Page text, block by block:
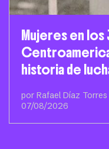
Mujeres en los
historia de
por Rafael Díaz Torres
07/08/2026